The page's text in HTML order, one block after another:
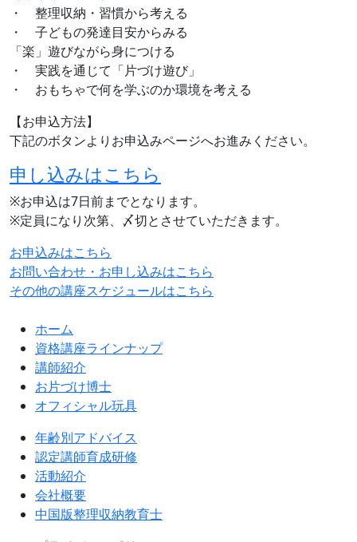
・ 整理収納・習慣から考える
・ 子どもの発達目安からみる
「楽」遊びながら身につける
・ 実践を通じて「片づけ遊び」
・ おもちゃで何を学ぶのか環境を考える
【お申込方法】
下記のボタンよりお申込みページへお進みください。
申し込みはこちら
※お申込は7日前までとなります。
※定員になり次第、〆切とさせていただきます。
お申込みはこちら
お問い合わせ・お申し込みはこちら
その他の講座スケジュールはこちら
ホーム
資格講座ラインナップ
講師紹介
お片づけ博士
オフィシャル玩具
年齢別アドバイス
認定講師育成研修
活動紹介
会社概要
中国版整理収納教育士